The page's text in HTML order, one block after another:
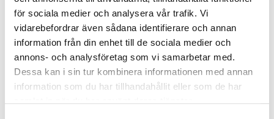
för sociala medier och analysera vår trafik. Vi
vidarebefordrar även sådana identifierare och annan
information från din enhet till de sociala medier och
annons- och analysföretag som vi samarbetar med.
Dessa kan i sin tur kombinera informationen med annan
information som du har tillhandahållit eller som de har
samlat in när du har använt deras tjänster.
Enorma skillnader mellan
chefredaktörerna
Så mycket tjänar dagspresscheferna